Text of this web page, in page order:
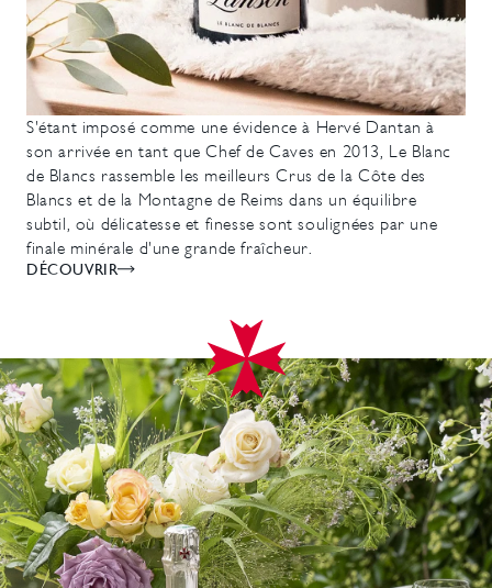
S'étant imposé comme une évidence à Hervé Dantan à
son arrivée en tant que Chef de Caves en 2013, Le Blanc
de Blancs rassemble les meilleurs Crus de la Côte des
Blancs et de la Montagne de Reims dans un équilibre
subtil, où délicatesse et finesse sont soulignées par une
finale minérale d'une grande fraîcheur.
DÉCOUVRIR